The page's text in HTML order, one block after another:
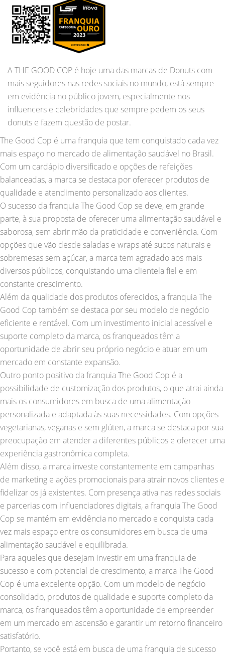
A THE GOOD COP é hoje uma das marcas de Donuts com
mais seguidores nas redes sociais no mundo, está sempre
em evidência no público jovem, especialmente nos
influencers e celebridades que sempre pedem os seus
donuts e fazem questão de postar.
The Good Cop é uma franquia que tem conquistado cada vez
mais espaço no mercado de alimentação saudável no Brasil.
Com um cardápio diversificado e opções de refeições
balanceadas, a marca se destaca por oferecer produtos de
qualidade e atendimento personalizado aos clientes.
O sucesso da franquia The Good Cop se deve, em grande
parte, à sua proposta de oferecer uma alimentação saudável e
saborosa, sem abrir mão da praticidade e conveniência. Com
opções que vão desde saladas e wraps até sucos naturais e
sobremesas sem açúcar, a marca tem agradado aos mais
diversos públicos, conquistando uma clientela fiel e em
constante crescimento.
Além da qualidade dos produtos oferecidos, a franquia The
Good Cop também se destaca por seu modelo de negócio
eficiente e rentável. Com um investimento inicial acessível e
suporte completo da marca, os franqueados têm a
oportunidade de abrir seu próprio negócio e atuar em um
mercado em constante expansão.
Outro ponto positivo da franquia The Good Cop é a
possibilidade de customização dos produtos, o que atrai ainda
mais os consumidores em busca de uma alimentação
personalizada e adaptada às suas necessidades. Com opções
vegetarianas, veganas e sem glúten, a marca se destaca por sua
preocupação em atender a diferentes públicos e oferecer uma
experiência gastronômica completa.
Além disso, a marca investe constantemente em campanhas
de marketing e ações promocionais para atrair novos clientes e
fidelizar os já existentes. Com presença ativa nas redes sociais
e parcerias com influenciadores digitais, a franquia The Good
Cop se mantém em evidência no mercado e conquista cada
vez mais espaço entre os consumidores em busca de uma
alimentação saudável e equilibrada.
Para aqueles que desejam investir em uma franquia de
sucesso e com potencial de crescimento, a marca The Good
Cop é uma excelente opção. Com um modelo de negócio
consolidado, produtos de qualidade e suporte completo da
marca, os franqueados têm a oportunidade de empreender
em um mercado em ascensão e garantir um retorno financeiro
satisfatório.
Portanto, se você está em busca de uma franquia de sucesso